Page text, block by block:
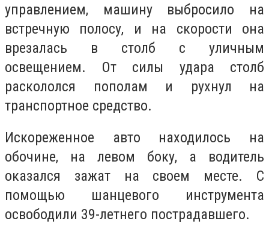
управлением, машину выбросило на
встречную полосу, и на скорости она
врезалась в столб с уличным
освещением. От силы удара столб
раскололся пополам и рухнул на
транспортное средство.
Искореженное авто находилось на
обочине, на левом боку, а водитель
оказался зажат на своем месте. С
помощью шанцевого инструмента
освободили 39-летнего пострадавшего.